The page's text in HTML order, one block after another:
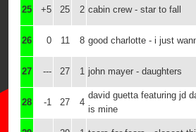
25 +5 25 2 cabin crew - star to fall
26 0 11 8 good charlotte - i just
27 --- 27 1 john mayer - daughters
28 -1 27 4
david guetta featuring jd
is mine